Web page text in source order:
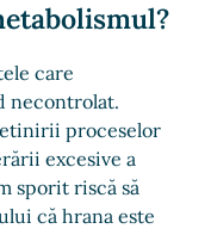
care
necontrolat.
proceselor
excesive a
sporit riscă să
că hrana este